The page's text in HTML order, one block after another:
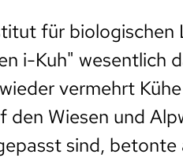
für biologischen
i-Kuh" wesentlich
vermehrt
Wiesen und
sind, betonte